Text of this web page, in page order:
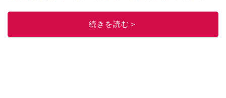
的に稼ぐ！』（翔泳社刊）
■経歴：2003年、夫が子育てをするために、突然会社を辞める。翌月からの
続きを読む＞